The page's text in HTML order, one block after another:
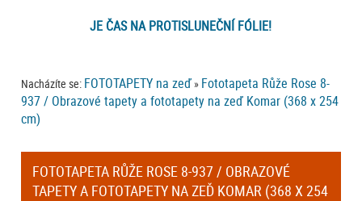
JE ČAS NA PROTISLUNEČNÍ FÓLIE!
Nacházíte se: FOTOTAPETY na zeď » Fototapeta Růže Rose 8-
937 / Obrazové tapety a fototapety na zeď Komar (368 x 254
cm)
FOTOTAPETA RŮŽE ROSE 8-937 / OBRAZOVÉ
TAPETY A FOTOTAPETY NA ZEĎ KOMAR (368 X 254